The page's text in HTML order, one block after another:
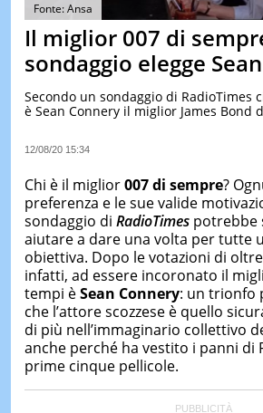
Fonte: Ansa
Il miglior 007 di
sondaggio elegge
Secondo un sondaggio di RadioTimes
è Sean Connery il miglior James Bond
12/08/20 15:34
Chi è il miglior007 di sempre?
preferenza e le sue valide
sondaggio di RadioTimespotrebbe
aiutare a dare una volta per tutte
obiettiva. Dopo le votazioni di
infatti, ad essere incoronato il
tempi èSean Connery: un trionfo
che l’attore scozzese è quello
di più nell’immaginario collettivo
anche perché ha vestito i panni di
prime cinque pellicole.